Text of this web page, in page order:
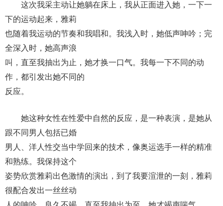
这次我采主动让她躺在床上，我从正面进入她，一下一
下的运动起来，雅莉
也随着我运动的节奏和我唱和。我浅入时，她低声呻吟；完
全深入时，她高声浪
叫，直至我抽出为止，她才换一口气。我每一下不同的动
作，都引发出她不同的
反应。
她这种女性在性爱中自然的反应，是一种表演，是她从
跟不同男人包括已婚
男人、洋人性交当中学回来的技术，像奥运选手一样的精准
和熟练。我保持这个
姿势欣赏雅莉出色激情的演出，到了我要渲泄的一刻，雅莉
很配合发出一丝丝动